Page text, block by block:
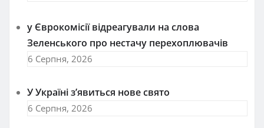
у Єврокомісії відреагували на слова
Зеленського про нестачу перехоплювачів
6 Серпня, 2026
У Україні з’явиться нове свято
6 Серпня, 2026